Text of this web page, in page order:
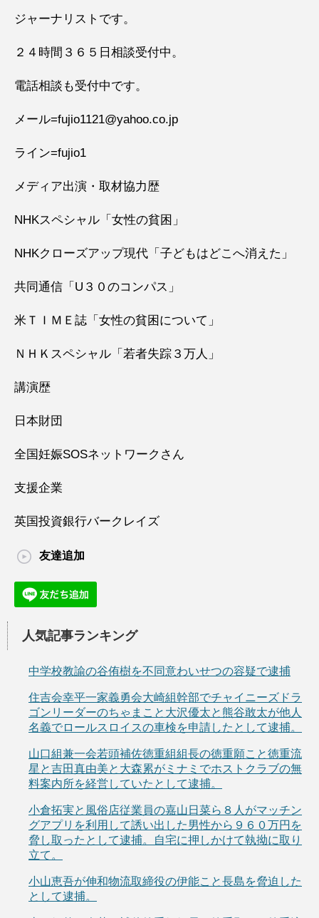
ジャーナリストです。
２４時間３６５日相談受付中。
電話相談も受付中です。
メール=fujio1121@yahoo.co.jp
ライン=fujio1
メディア出演・取材協力歴
NHKスペシャル「女性の貧困」
NHKクローズアップ現代「子どもはどこへ消えた」
共同通信「U３０のコンパス」
米ＴＩＭＥ誌「女性の貧困について」
ＮＨＫスペシャル「若者失踪３万人」
講演歴
日本財団
全国妊娠SOSネットワークさん
支援企業
英国投資銀行バークレイズ
友達追加
人気記事ランキング
中学校教諭の谷侑樹を不同意わいせつの容疑で逮捕
住吉会幸平一家義勇会大崎組幹部でチャイニーズドラ
ゴンリーダーのちゃまこと大沢優太と熊谷敢太が他人
名義でロールスロイスの車検を申請したとして逮捕。
山口組兼一会若頭補佐徳重組組長の徳重願こと徳重流
星と吉田真由美と大森累がミナミでホストクラブの無
料案内所を経営していたとして逮捕。
小倉拓実と風俗店従業員の嘉山日菜ら８人がマッチン
グアプリを利用して誘い出した男性から９６０万円を
脅し取ったとして逮捕。自宅に押しかけて執拗に取り
立て。
小山恵吾が伸和物流取締役の伊能こと長島を脅迫した
として逮捕。